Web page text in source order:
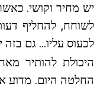
יש מחיר וקושי.
לשוחח, להחליף
לכעוס עליו… גם בזה
היכולת להותיר
החלטה היום.